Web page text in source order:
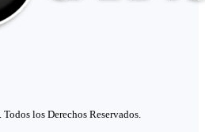
los Derechos Reservados.